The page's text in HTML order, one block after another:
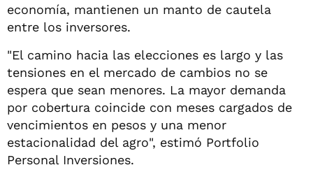
economía, mantienen un manto de cautela
entre los inversores.
"El camino hacia las elecciones es largo y las
tensiones en el mercado de cambios no se
espera que sean menores. La mayor demanda
por cobertura coincide con meses cargados de
vencimientos en pesos y una menor
estacionalidad del agro", estimó Portfolio
Personal Inversiones.